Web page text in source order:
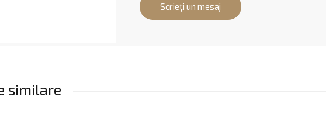
Scrieți un mesaj
similare